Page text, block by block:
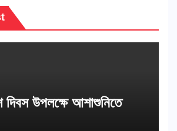
দিবস উপলক্ষে আশাশুনিতে